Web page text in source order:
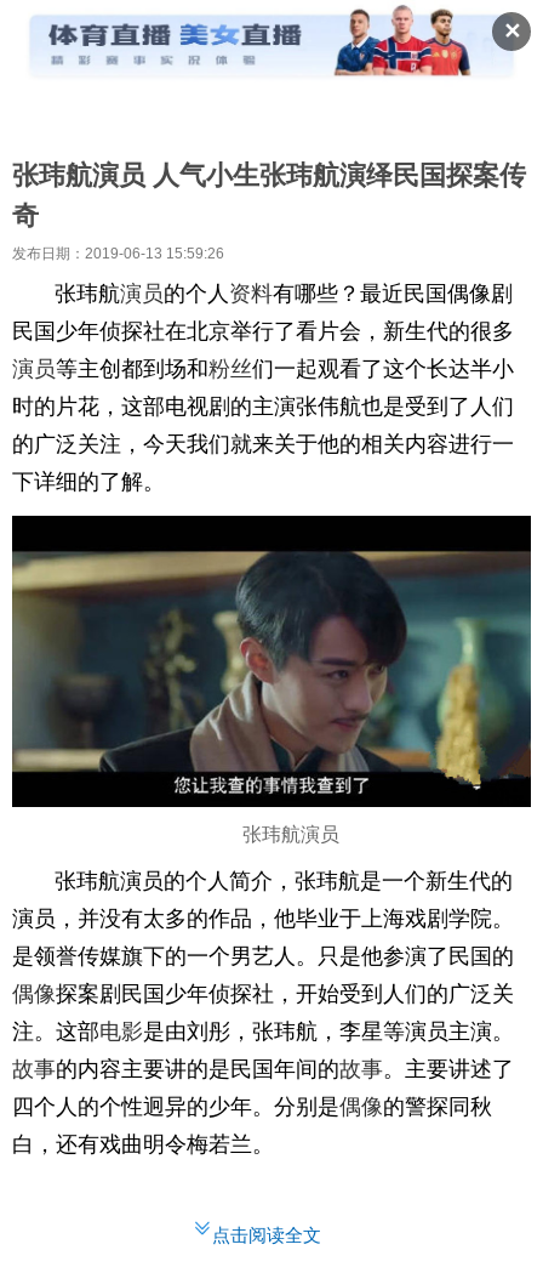
✕
张玮航演员 人气小生张玮航演绎民国探案传
奇
发布日期：2019-06-13 15:59:26
张玮航演员的个人 资料有哪些？最近民国偶像剧
民国少年侦探社在北京举行了看片会，新生代的很多
演员等主创都到场和粉丝们一起观看了这个长达半小
时的片花，这部电视剧的主演张伟航也是受到了人们
的广泛关注，今天我们就来关于他的相关内容进行一
下详细的了解。
张玮航演员
张玮航演员的个人简介，张玮航是一个新生代的
演员，并没有太多的作品，他毕业于上海戏剧学院。
是领誉传媒旗下的一个男艺人。只是他参演了民国的
偶像探案剧民国少年侦探社，开始受到人们的广泛关
注。这部电影是由刘彤，张玮航，李星等演员主演。
故事的内容主要讲的是民国年间的故事。主要讲述了
四个人的个性迥异的少年。分别是偶像的警探同秋
白，还有戏曲明令梅若兰。
点击阅读全文